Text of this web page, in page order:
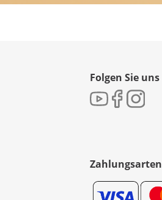
Folgen Sie uns
Zahlungsarten